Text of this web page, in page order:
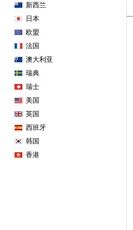
新西兰
日本
欧盟
法国
澳大利亚
瑞典
瑞士
美国
英国
西班牙
韩国
香港